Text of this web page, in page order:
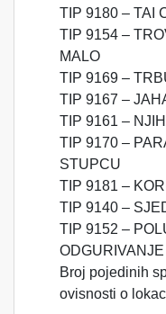
TIP 9180 – TAI
TIP 9154 –
MALO
TIP 9169 –
TIP 9167 –
TIP 9161 –
TIP 9170 –
STUPCU
TIP 9181 –
TIP 9140 –
TIP 9152 –
Broj pojedinih
ovisnosti o